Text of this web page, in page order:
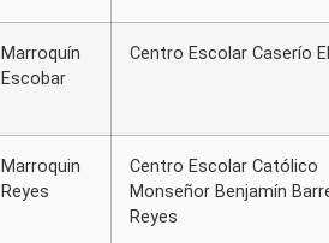
Marroquín
Escobar
Centro Escolar Caserío
Marroquin
Reyes
Centro Escolar Católico
Monseñor Benjamín
Reyes